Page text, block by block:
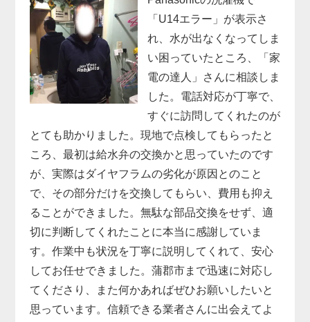
「U14エラー」が表示さ
れ、水が出なくなってしま
い困っていたところ、「家
電の達人」さんに相談しま
した。電話対応が丁寧で、
すぐに訪問してくれたのが
とても助かりました。現地で点検してもらったと
ころ、最初は給水弁の交換かと思っていたのです
が、実際はダイヤフラムの劣化が原因とのこと
で、その部分だけを交換してもらい、費用も抑え
ることができました。無駄な部品交換をせず、適
切に判断してくれたことに本当に感謝していま
す。作業中も状況を丁寧に説明してくれて、安心
してお任せできました。蒲郡市まで迅速に対応し
てくださり、また何かあればぜひお願いしたいと
思っています。信頼できる業者さんに出会えてよ